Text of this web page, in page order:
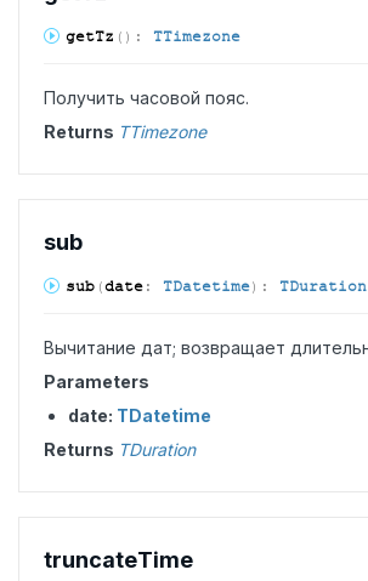
getTz ( ) : TTimezone
Получить часовой пояс.
Returns TTimezone
sub
sub (date: TDatetime) : TDuration
Вычитание дат; возвращает
Parameters
date: TDatetime
Returns TDuration
truncateTime